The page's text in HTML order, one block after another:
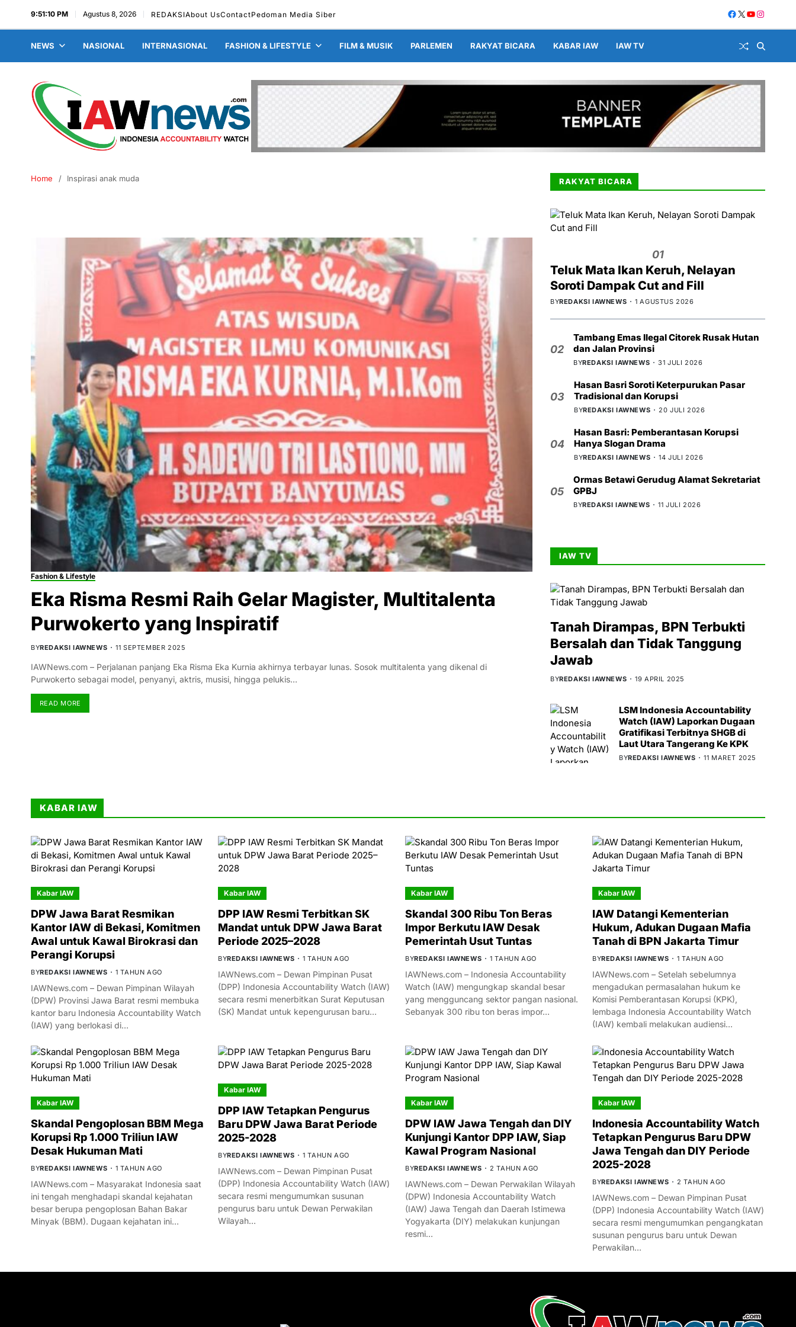
9:51:11 PM Agustus 8, 2026 REDAKSI About UsContactPedoman Media Siber
NEWS NASIONAL INTERNASIONAL FASHION & LIFESTYLE FILM & MUSIK PARLEMEN RAKYAT BICARA KABAR IAW IAW TV
Home Inspirasi anak muda
Fashion & Lifestyle
Eka Risma Resmi Raih Gelar Magister, Multitalenta
Purwokerto yang Inspiratif
BYREDAKSI IAWNEWS 11 SEPTEMBER 2025
IAWNews.com – Perjalanan panjang Eka Risma Eka Kurnia akhirnya terbayar lunas. Sosok multitalenta yang dikenal di
Purwokerto sebagai model, penyanyi, aktris, musisi, hingga pelukis…
READ MORE
RAKYAT BICARA
01
Teluk Mata Ikan Keruh, Nelayan
Soroti Dampak Cut and Fill
BYREDAKSI IAWNEWS 1 AGUSTUS 2026
02
Tambang Emas Ilegal Citorek Rusak Hutan
dan Jalan Provinsi
BYREDAKSI IAWNEWS 31 JULI 2026
03
Hasan Basri Soroti Keterpurukan Pasar
Tradisional dan Korupsi
BYREDAKSI IAWNEWS 20 JULI 2026
04
Hasan Basri: Pemberantasan Korupsi
Hanya Slogan Drama
BYREDAKSI IAWNEWS 14 JULI 2026
05
Ormas Betawi Gerudug Alamat Sekretariat
GPBJ
BYREDAKSI IAWNEWS 11 JULI 2026
IAW TV
Tanah Dirampas, BPN Terbukti
Bersalah dan Tidak Tanggung
Jawab
BYREDAKSI IAWNEWS 19 APRIL 2025
LSM Indonesia Accountability
Watch (IAW) Laporkan Dugaan
Gratifikasi Terbitnya SHGB di
Laut Utara Tangerang Ke KPK
BYREDAKSI IAWNEWS 11 MARET 2025
KABAR IAW
Kabar IAW
DPW Jawa Barat Resmikan
Kantor IAW di Bekasi, Komitmen
Awal untuk Kawal Birokrasi dan
Perangi Korupsi
BYREDAKSI IAWNEWS 1 TAHUN AGO
IAWNews.com – Dewan Pimpinan Wilayah
(DPW) Provinsi Jawa Barat resmi membuka
kantor baru Indonesia Accountability Watch
(IAW) yang berlokasi di…
Kabar IAW
DPP IAW Resmi Terbitkan SK
Mandat untuk DPW Jawa Barat
Periode 2025–2028
BYREDAKSI IAWNEWS 1 TAHUN AGO
IAWNews.com – Dewan Pimpinan Pusat
(DPP) Indonesia Accountability Watch (IAW)
secara resmi menerbitkan Surat Keputusan
(SK) Mandat untuk kepengurusan baru…
Kabar IAW
Skandal 300 Ribu Ton Beras
Impor Berkutu IAW Desak
Pemerintah Usut Tuntas
BYREDAKSI IAWNEWS 1 TAHUN AGO
IAWNews.com – Indonesia Accountability
Watch (IAW) mengungkap skandal besar
yang mengguncang sektor pangan nasional.
Sebanyak 300 ribu ton beras impor…
Kabar IAW
IAW Datangi Kementerian
Hukum, Adukan Dugaan Mafia
Tanah di BPN Jakarta Timur
BYREDAKSI IAWNEWS 1 TAHUN AGO
IAWNews.com – Setelah sebelumnya
mengadukan permasalahan hukum ke
Komisi Pemberantasan Korupsi (KPK),
lembaga Indonesia Accountability Watch
(IAW) kembali melakukan audiensi…
Kabar IAW
Skandal Pengoplosan BBM Mega
Korupsi Rp 1.000 Triliun IAW
Desak Hukuman Mati
BYREDAKSI IAWNEWS 1 TAHUN AGO
IAWNews.com – Masyarakat Indonesia saat
ini tengah menghadapi skandal kejahatan
besar berupa pengoplosan Bahan Bakar
Minyak (BBM). Dugaan kejahatan ini…
Kabar IAW
DPP IAW Tetapkan Pengurus
Baru DPW Jawa Barat Periode
2025-2028
BYREDAKSI IAWNEWS 1 TAHUN AGO
IAWNews.com – Dewan Pimpinan Pusat
(DPP) Indonesia Accountability Watch (IAW)
secara resmi mengumumkan susunan
pengurus baru untuk Dewan Perwakilan
Wilayah…
Kabar IAW
DPW IAW Jawa Tengah dan DIY
Kunjungi Kantor DPP IAW, Siap
Kawal Program Nasional
BYREDAKSI IAWNEWS 2 TAHUN AGO
IAWNews.com – Dewan Perwakilan Wilayah
(DPW) Indonesia Accountability Watch
(IAW) Jawa Tengah dan Daerah Istimewa
Yogyakarta (DIY) melakukan kunjungan
resmi…
Kabar IAW
Indonesia Accountability Watch
Tetapkan Pengurus Baru DPW
Jawa Tengah dan DIY Periode
2025-2028
BYREDAKSI IAWNEWS 2 TAHUN AGO
IAWNews.com – Dewan Pimpinan Pusat
(DPP) Indonesia Accountability Watch (IAW)
secara resmi mengumumkan pengangkatan
susunan pengurus baru untuk Dewan
Perwakilan…